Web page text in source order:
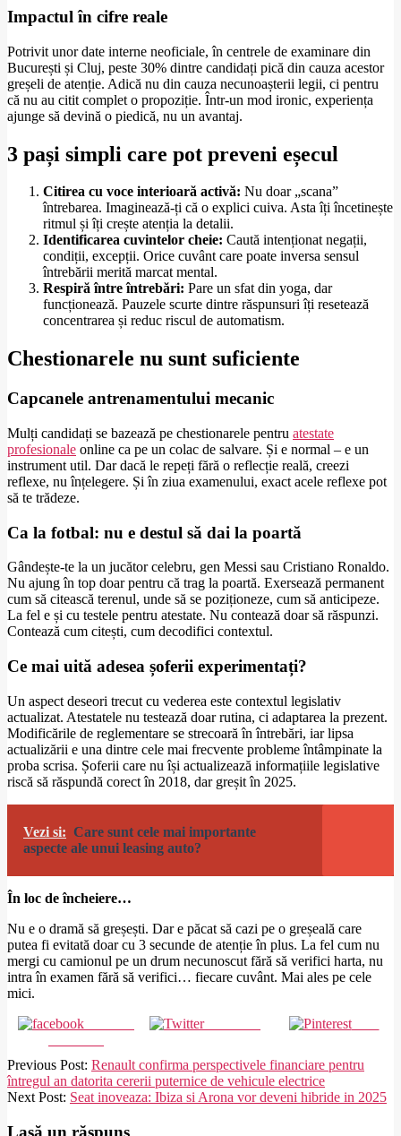
Impactul în cifre reale
Potrivit unor date interne neoficiale, în centrele de examinare din
București și Cluj, peste 30% dintre candidați pică din cauza acestor
greșeli de atenție. Adică nu din cauza necunoașterii legii, ci pentru
că nu au citit complet o propoziție. Într-un mod ironic, experiența
ajunge să devină o piedică, nu un avantaj.
3 pași simpli care pot preveni eșecul
Citirea cu voce interioară activă: Nu doar „scana”
întrebarea. Imaginează-ți că o explici cuiva. Asta îți încetinește
ritmul și îți crește atenția la detalii.
Identificarea cuvintelor cheie: Caută intenționat negații,
condiții, excepții. Orice cuvânt care poate inversa sensul
întrebării merită marcat mental.
Respiră între întrebări: Pare un sfat din yoga, dar
funcționează. Pauzele scurte dintre răspunsuri îți resetează
concentrarea și reduc riscul de automatism.
Chestionarele nu sunt suficiente
Capcanele antrenamentului mecanic
Mulți candidați se bazează pe chestionarele pentru atestate
profesionale online ca pe un colac de salvare. Și e normal – e un
instrument util. Dar dacă le repeți fără o reflecție reală, creezi
reflexe, nu înțelegere. Și în ziua examenului, exact acele reflexe pot
să te trădeze.
Ca la fotbal: nu e destul să dai la poartă
Gândește-te la un jucător celebru, gen Messi sau Cristiano Ronaldo.
Nu ajung în top doar pentru că trag la poartă. Exersează permanent
cum să citească terenul, unde să se poziționeze, cum să anticipeze.
La fel e și cu testele pentru atestate. Nu contează doar să răspunzi.
Contează cum citești, cum decodifici contextul.
Ce mai uită adesea șoferii experimentați?
Un aspect deseori trecut cu vederea este contextul legislativ
actualizat. Atestatele nu testează doar rutina, ci adaptarea la prezent.
Modificările de reglementare se strecoară în întrebări, iar lipsa
actualizării e una dintre cele mai frecvente probleme întâmpinate la
proba scrisa. Șoferii care nu își actualizează informațiile legislative
riscă să răspundă corect în 2018, dar greșit în 2025.
Vezi si: Care sunt cele mai importante
aspecte ale unui leasing auto?
În loc de încheiere…
Nu e o dramă să greșești. Dar e păcat să cazi pe o greșeală care
putea fi evitată doar cu 3 secunde de atenție în plus. La fel cum nu
mergi cu camionul pe un drum necunoscut fără să verifici harta, nu
intra în examen fără să verifici… fiecare cuvânt. Mai ales pe cele
mici.
Post on X Save
2025-
05-
19
Previous Post: Renault confirma perspectivele financiare pentru
întregul an datorita cererii puternice de vehicule electrice
Next Post: Seat inoveaza: Ibiza si Arona vor deveni hibride in 2025
Lasă un răspuns